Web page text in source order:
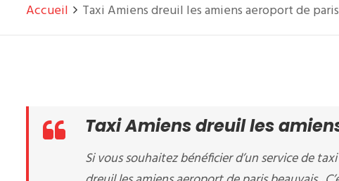
Accueil Taxi Amiens dreuil les amiens aeroport de
Taxi Amiens dreuil les
Si vous souhaitez bénéficier d’un service de